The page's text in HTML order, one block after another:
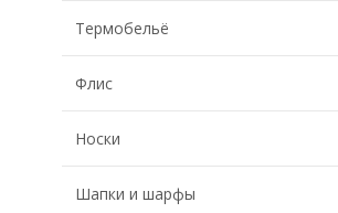
Термобельё
Флис
Носки
Шапки и шарфы